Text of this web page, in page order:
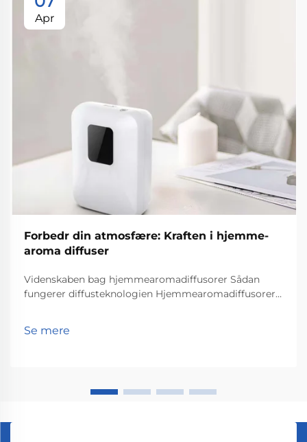
Apr
Forbedr din atmosfære: Kraften i hjemme-
aroma diffuser
Videnskaben bag hjemmearomadiffusorer Sådan
fungerer diffusteknologien Hjemmearomadiffusorer
grundlæggende sker, er, at de essentielle oliepartikler
Se mere